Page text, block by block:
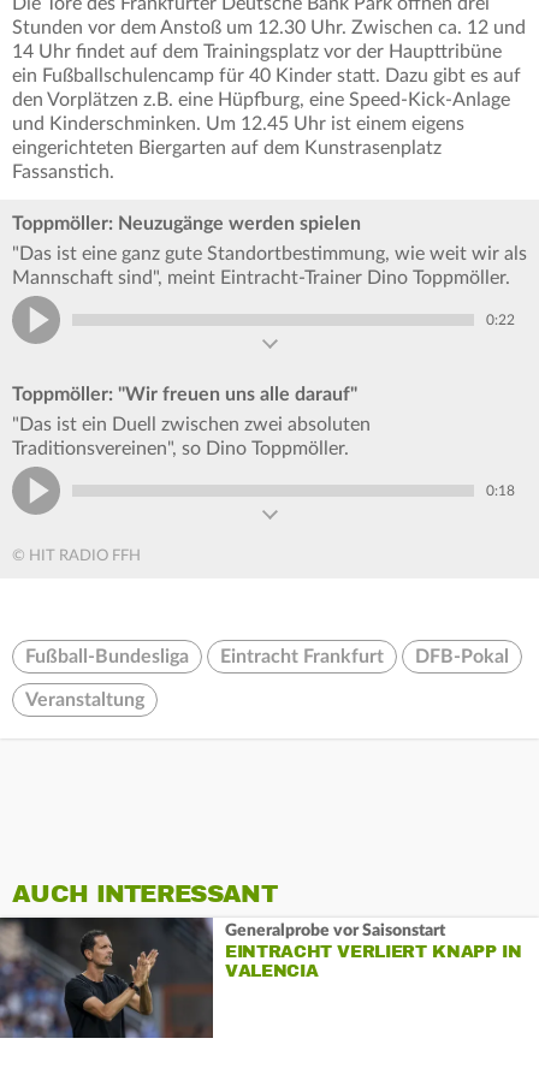
Stunden vor dem Anstoß um 12.30 Uhr. Zwischen ca. 12 und
14 Uhr findet auf dem Trainingsplatz vor der Haupttribüne
ein Fußballschulencamp für 40 Kinder statt. Dazu gibt es auf
den Vorplätzen z.B. eine Hüpfburg, eine Speed-Kick-Anlage
und Kinderschminken. Um 12.45 Uhr ist einem eigens
eingerichteten Biergarten auf dem Kunstrasenplatz
Fassanstich.
Toppmöller: Neuzugänge werden spielen
"Das ist eine ganz gute Standortbestimmung, wie weit wir als
Mannschaft sind", meint Eintracht-Trainer Dino Toppmöller.
0:22
Toppmöller: "Wir freuen uns alle darauf"
"Das ist ein Duell zwischen zwei absoluten
Traditionsvereinen", so Dino Toppmöller.
0:18
© HIT RADIO FFH
Fußball-Bundesliga Eintracht Frankfurt DFB-Pokal
Veranstaltung
AUCH INTERESSANT
Generalprobe vor Saisonstart
EINTRACHT VERLIERT KNAPP IN
VALENCIA